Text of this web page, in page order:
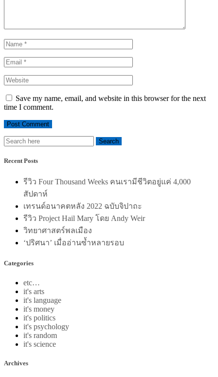
Save my name, email, and website in this browser for the next
time I comment.
Recent Posts
รีวิว Four Thousand Weeks คนเรามีชีวิตอยู่แค่ 4,000
สัปดาห์
เทรนด์อนาคตหลัง 2022 ฉบับจิปาถะ
รีวิว Project Hail Mary โดย Andy Weir
วิทยาศาสตร์พลเมือง
‘ปริศนา’ เมื่ออ่านซ้ำหลายรอบ
Categories
etc…
it's arts
it's language
it's money
it's politics
it's psychology
it's random
it's science
Archives